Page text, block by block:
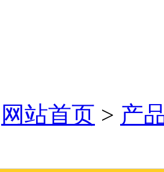
网站首页 > 产